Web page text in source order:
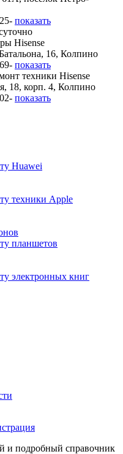
показать
Hisense
16, Колпино
показать
техники Hisense
18, корп. 4, Колпино
показать
Huawei
техники Apple
планшетов
электронных книг
и подробный справочник